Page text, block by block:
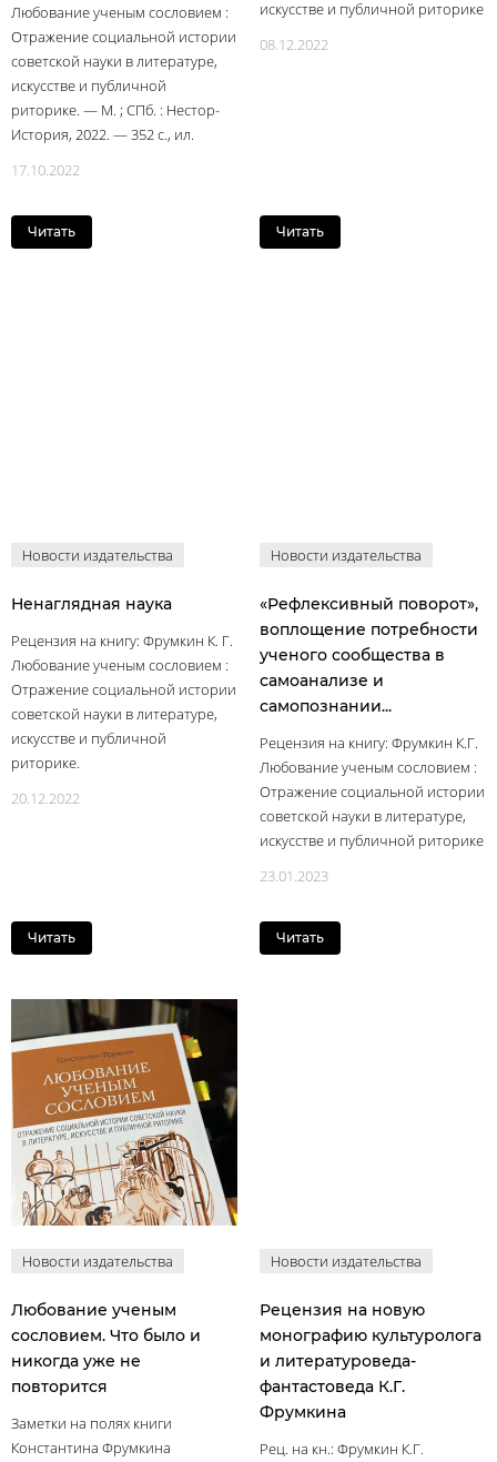
Любование ученым сословием :
Отражение социальной истории
советской науки в литературе,
искусстве и публичной
риторике. — М. ; СПб. : Нестор-
История, 2022. — 352 с., ил.
17.10.2022
Читать
искусстве и публичной риторике
08.12.2022
Читать
Новости издательства
Ненаглядная наука
Рецензия на книгу: Фрумкин К. Г.
Любование ученым сословием :
Отражение социальной истории
советской науки в литературе,
искусстве и публичной
риторике.
20.12.2022
Читать
Новости издательства
«Рефлексивный поворот»,
воплощение потребности
ученого сообщества в
самоанализе и
самопознании...
Рецензия на книгу: Фрумкин К.Г.
Любование ученым сословием :
Отражение социальной истории
советской науки в литературе,
искусстве и публичной риторике
23.01.2023
Читать
Новости издательства
Любование ученым
сословием. Что было и
никогда уже не
повторится
Заметки на полях книги
Константина Фрумкина
Новости издательства
Рецензия на новую
монографию культуролога
и литературоведа-
фантастоведа К.Г.
Фрумкина
Рец. на кн.: Фрумкин К.Г.